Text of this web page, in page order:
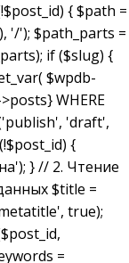
{ $path =
'/'); $path_parts =
if ($slug) {
$wpdb-
WHERE
'draft',
{
} // 2. Чтение
$title =
true);
=